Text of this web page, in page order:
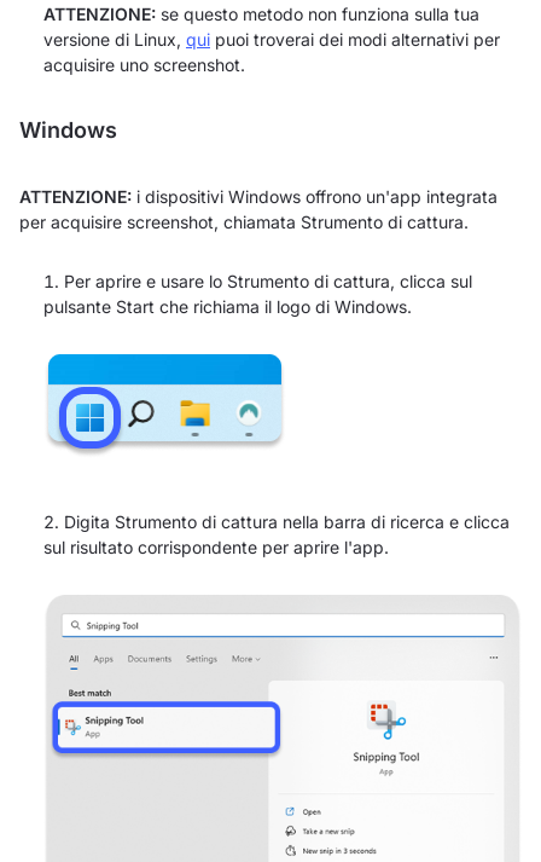
ATTENZIONE: se questo metodo non funziona sulla tua
versione di Linux, qui puoi troverai dei modi alternativi per
acquisire uno screenshot.
Windows
ATTENZIONE: i dispositivi Windows offrono un'app integrata
per acquisire screenshot, chiamata Strumento di cattura.
Per aprire e usare lo Strumento di cattura, clicca sul
pulsante Start che richiama il logo di Windows.
Digita Strumento di cattura nella barra di ricerca e clicca
sul risultato corrispondente per aprire l'app.